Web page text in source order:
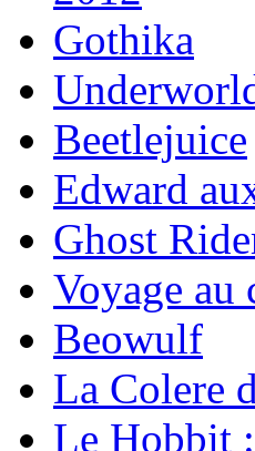
Gothika
Beetlejuice
Edward
Ghost
Voyage au
Beowulf
La Colere
Le Hobbit